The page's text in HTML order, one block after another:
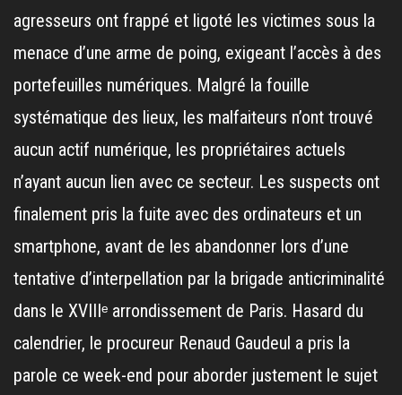
agresseurs ont frappé et ligoté les victimes sous la
menace d’une arme de poing, exigeant l’accès à des
portefeuilles numériques. Malgré la fouille
systématique des lieux, les malfaiteurs n’ont trouvé
aucun actif numérique, les propriétaires actuels
n’ayant aucun lien avec ce secteur. Les suspects ont
finalement pris la fuite avec des ordinateurs et un
smartphone, avant de les abandonner lors d’une
tentative d’interpellation par la brigade anticriminalité
dans le XVIIIᵉ arrondissement de Paris. Hasard du
calendrier, le procureur Renaud Gaudeul a pris la
parole ce week-end pour aborder justement le sujet